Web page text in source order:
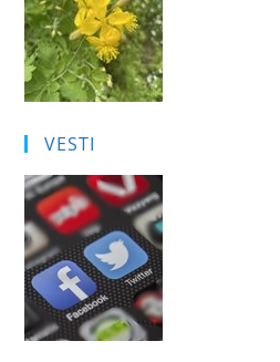
VESTI